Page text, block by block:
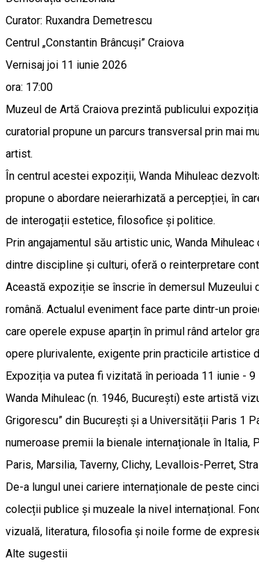
Curator: Ruxandra Demetrescu
Centrul „Constantin Brâncuși” Craiova
Vernisaj joi 11 iunie 2026
ora: 17:00
Muzeul de Artă Craiova prezintă publicului
curatorial propune un parcurs transversal prin mai
artist.
În centrul acestei expoziții, Wanda Mihuleac
propune o abordare neierarhizată a percepției, în
de interogații estetice, filosofice și politice.
Prin angajamentul său artistic unic, Wanda
dintre discipline și culturi, oferă o reinterpretare
Această expoziție se înscrie în demersul Muzeului
română. Actualul eveniment face parte dintr-un
care operele expuse aparțin în primul rând artelor
opere plurivalente, exigente prin practicile artistice
Expoziția va putea fi vizitată în perioada 11 iunie -
Wanda Mihuleac (n. 1946, București) este artistă
Grigorescu” din București și a Universității Paris 1
numeroase premii la bienale internaționale în Italia,
Paris, Marsilia, Taverny, Clichy, Levallois-Perret,
De-a lungul unei cariere internaționale de peste
colecții publice și muzeale la nivel internațional.
vizuală, literatura, filosofia și noile forme de
Alte sugestii